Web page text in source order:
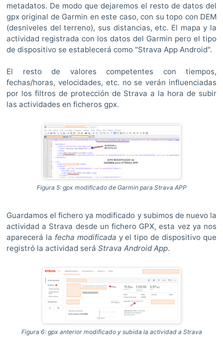
metadatos. De modo que dejaremos el resto de datos del
gpx original de Garmin en este caso, con su topo con DEM
(desniveles del terreno), sus distancias, etc. El mapa y la
actividad registrada con los datos del Garmin pero el tipo
de dispositivo se establecerá como "Strava App Android".
El resto de valores competentes con tiempos,
fechas/horas, velocidades, etc. no se verán influenciadas
por los filtros de protección de Strava a la hora de subir
las actividades en ficheros gpx.
Figura 5: gpx modificado de Garmin para Strava APP
Guardamos el fichero ya modificado y subimos de nuevo la
actividad a Strava desde un fichero GPX, esta vez ya nos
aparecerá la fecha modificada y el tipo de dispositivo que
registró la actividad será Strava Android App.
Figura 6: gpx anterior modificado y subida la actividad a Strava